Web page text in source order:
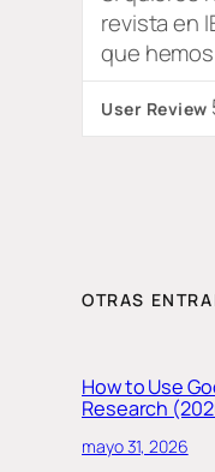
revista en
que
User Review
OTRAS
How to Use
Research
mayo 31, 2026